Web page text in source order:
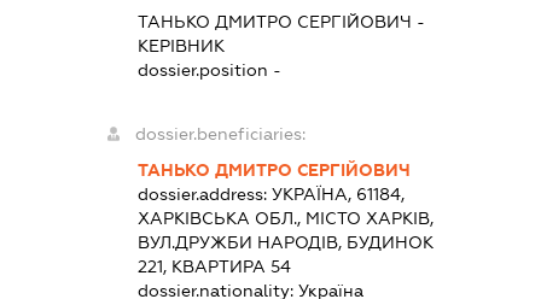
ТАНЬКО ДМИТРО СЕРГІЙОВИЧ -
КЕРІВНИК
dossier.position -
dossier.beneficiaries:
ТАНЬКО ДМИТРО СЕРГІЙОВИЧ
dossier.address: УКРАЇНА, 61184,
ХАРКІВСЬКА ОБЛ., МІСТО ХАРКІВ,
ВУЛ.ДРУЖБИ НАРОДІВ, БУДИНОК
221, КВАРТИРА 54
dossier.nationality: Україна